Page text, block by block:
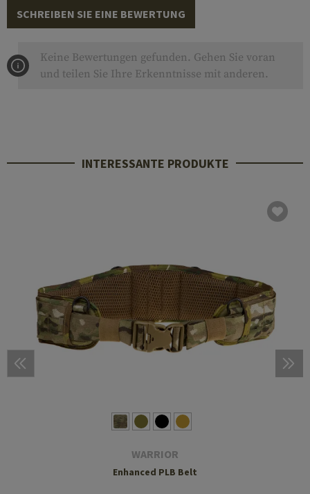
SCHREIBEN SIE EINE BEWERTUNG
Keine Bewertungen gefunden. Gehen Sie voran
und teilen Sie Ihre Erkenntnisse mit anderen.
INTERESSANTE PRODUKTE
WARRIOR
Enhanced PLB Belt